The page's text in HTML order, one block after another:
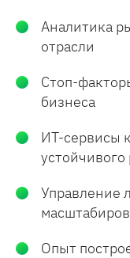
Аналитика
отрасли
Стоп-
бизнеса
ИТ-сервисы
Управление
Опыт